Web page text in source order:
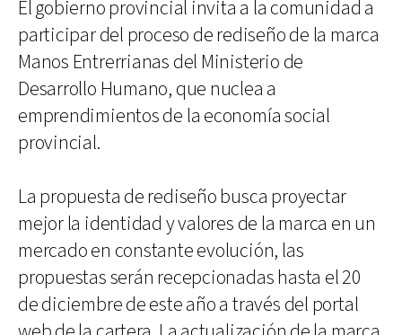
El gobierno provincial invita a la comunidad a
participar del proceso de rediseño de la marca
Manos Entrerrianas del Ministerio de
Desarrollo Humano, que nuclea a
emprendimientos de la economía social
provincial.
La propuesta de rediseño busca proyectar
mejor la identidad y valores de la marca en un
mercado en constante evolución, las
propuestas serán recepcionadas hasta el 20
de diciembre de este año a través del portal